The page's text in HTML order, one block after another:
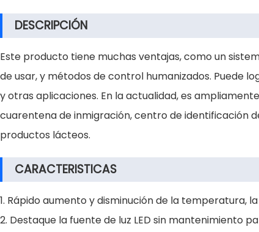
DESCRIPCIÓN
Este producto tiene muchas ventajas, como un
de usar, y métodos de control humanizados. Puede
y otras aplicaciones. En la actualidad, es
cuarentena de inmigración, centro de identificación
productos lácteos.
CARACTERISTICAS
1. Rápido aumento y disminución de la temperatura,
2. Destaque la fuente de luz LED sin mantenimiento